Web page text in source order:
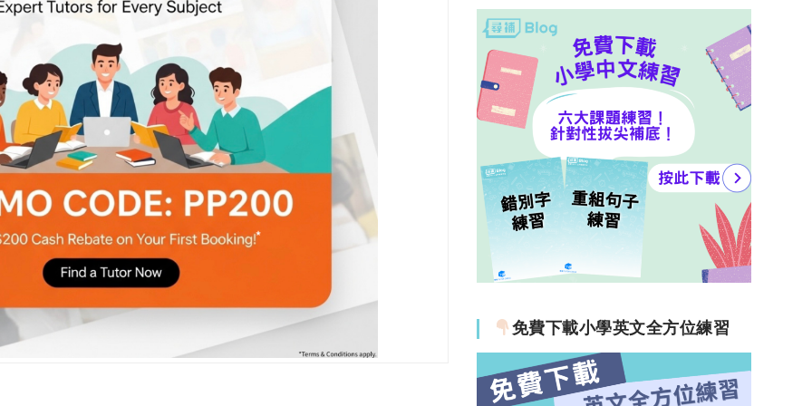
免費下載小學英文全方位練習